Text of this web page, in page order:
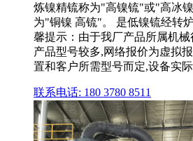
炼镍精锍称为"高镍锍"或"高冰
为"铜镍 高锍"。 是低镍锍经转
馨提示：由于我厂产品所属机
产品型号较多,网络报价为虚拟
置和客户所需型号而定,设备实
联系电话: 180 3780 8511